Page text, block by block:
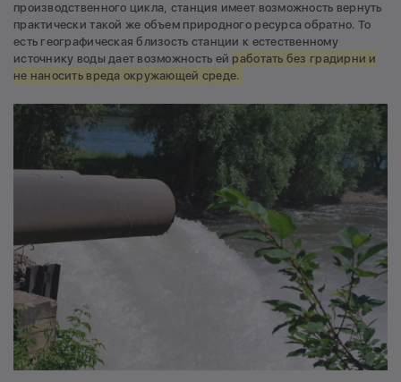
производственного цикла, станция имеет возможность вернуть
практически такой же объем природного ресурса обратно. То
есть географическая близость станции к естественному
источнику воды дает возможность ей работать без градирни и
не наносить вреда окружающей среде.